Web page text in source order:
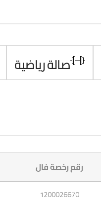
صالة رياضية
رقم رخصة فال
1200026670